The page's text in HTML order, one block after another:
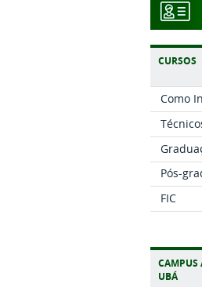
CURSOS
Como
Pós-
FIC
CAMPUS
UBÁ